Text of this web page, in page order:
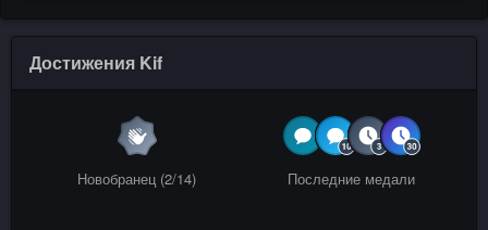
Достижения Kif
Новобранец (2/14) Последние медали